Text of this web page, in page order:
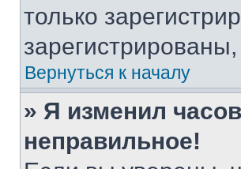
только
Вернуться к началу
» Я изменил
неправильное!